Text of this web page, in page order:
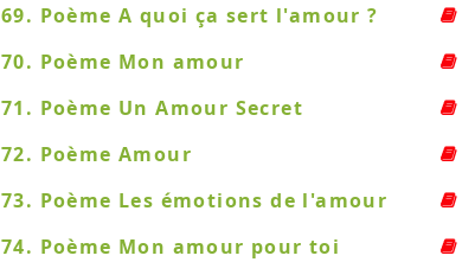
69. Poème A quoi ça sert l'amour ?
70. Poème Mon amour
71. Poème Un Amour Secret
72. Poème Amour
73. Poème Les émotions de l'amour
74. Poème Mon amour pour toi